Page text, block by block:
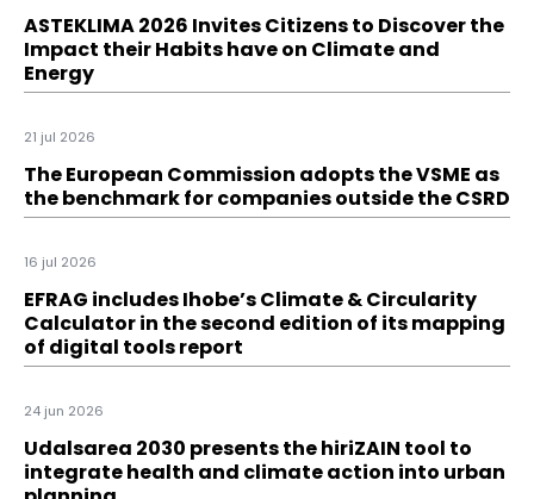
ASTEKLIMA 2026 Invites Citizens to Discover the
Impact their Habits have on Climate and
Energy
21 jul 2026
The European Commission adopts the VSME as
the benchmark for companies outside the CSRD
16 jul 2026
EFRAG includes Ihobe’s Climate & Circularity
Calculator in the second edition of its mapping
of digital tools report
24 jun 2026
Udalsarea 2030 presents the hiriZAIN tool to
integrate health and climate action into urban